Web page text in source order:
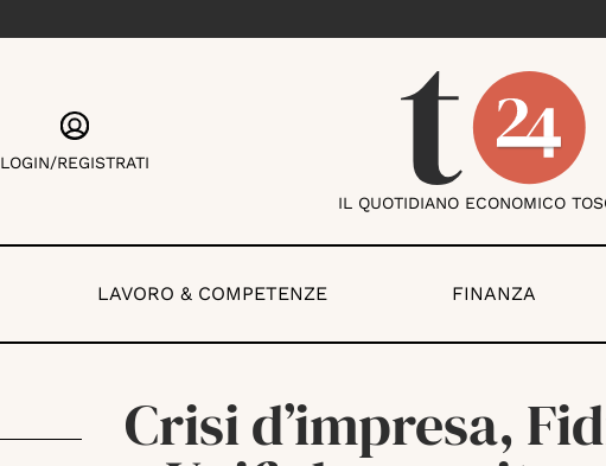
LOGIN/REGISTRATI
IL QUOTIDIANO ECONOMICO
LAVORO & COMPETENZE FINANZA
Crisi d’impresa,